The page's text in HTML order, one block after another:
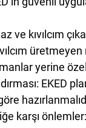
ve kıvılcım
yerine
: EKED
karşı önlemler